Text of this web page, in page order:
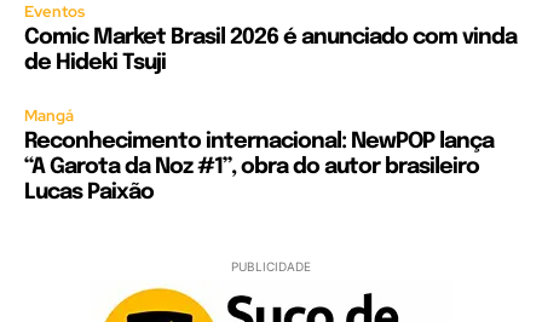
Eventos
Comic Market Brasil 2026 é anunciado com vinda
de Hideki Tsuji
Mangá
Reconhecimento internacional: NewPOP lança
“A Garota da Noz #1”, obra do autor brasileiro
Lucas Paixão
PUBLICIDADE